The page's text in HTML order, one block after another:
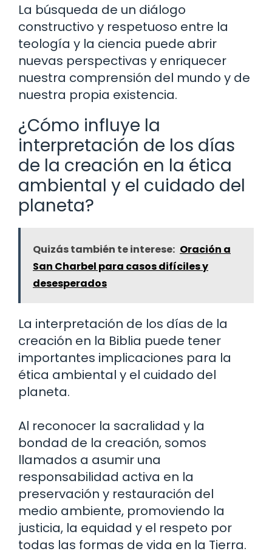
La búsqueda de un diálogo
constructivo y respetuoso entre la
teología y la ciencia puede abrir
nuevas perspectivas y enriquecer
nuestra comprensión del mundo y de
nuestra propia existencia.
¿Cómo influye la
interpretación de los días
de la creación en la ética
ambiental y el cuidado del
planeta?
Quizás también te interese: Oración a
San Charbel para casos difíciles y
desesperados
La interpretación de los días de la
creación en la Biblia puede tener
importantes implicaciones para la
ética ambiental y el cuidado del
planeta.
Al reconocer la sacralidad y la
bondad de la creación, somos
llamados a asumir una
responsabilidad activa en la
preservación y restauración del
medio ambiente, promoviendo la
justicia, la equidad y el respeto por
todas las formas de vida en la Tierra.